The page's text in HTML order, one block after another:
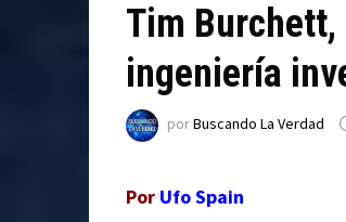
Tim Burchett,
ingeniería
porBuscando La Verdad
Por Ufo Spain